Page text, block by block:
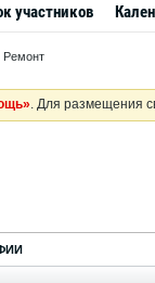
участников
Ремонт
. Для размещения